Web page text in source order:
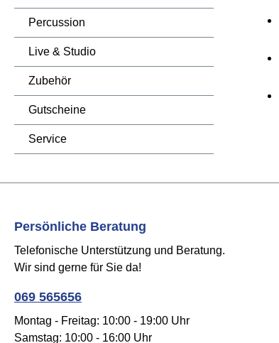
Percussion
Live & Studio
Zubehör
Gutscheine
Service
Persönliche Beratung
Telefonische Unterstützung und Beratung.
Wir sind gerne für Sie da!
069 565656
Montag - Freitag: 10:00 - 19:00 Uhr
Samstag: 10:00 - 16:00 Uhr